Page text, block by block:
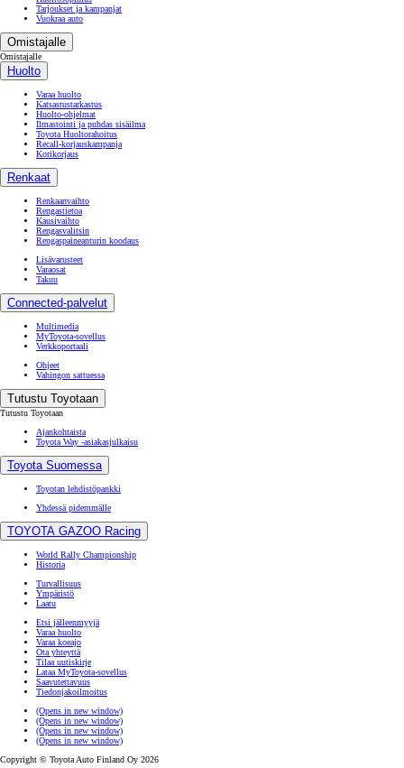
Tarjoukset ja kampanjat
Vuokraa auto
Omistajalle
Omistajalle
Huolto
Varaa huolto
Katsastustarkastus
Huolto-ohjelmat
Ilmastointi ja puhdas sisäilma
Toyota Huoltorahoitus
Recall-korjauskampanja
Korikorjaus
Renkaat
Renkaanvaihto
Rengastietoa
Kausivaihto
Rengasvalitsin
Rengaspaineanturin koodaus
Lisävarusteet
Varaosat
Takuu
Connected-palvelut
Multimedia
MyToyota-sovellus
Verkkoportaali
Ohjeet
Vahingon sattuessa
Tutustu Toyotaan
Tutustu Toyotaan
Ajankohtaista
Toyota Way -asiakasjulkaisu
Toyota Suomessa
Toyotan lehdistöpankki
Yhdessä pidemmälle
TOYOTA GAZOO Racing
World Rally Championship
Historia
Turvallisuus
Ympäristö
Laatu
Etsi jälleenmyyjä
Varaa huolto
Varaa koeajo
Ota yhteyttä
Tilaa uutiskirje
Lataa MyToyota-sovellus
Saavutettavuus
Tiedonjakoilmoitus
(Opens in new window)
(Opens in new window)
(Opens in new window)
(Opens in new window)
Copyright © Toyota Auto Finland Oy 2026